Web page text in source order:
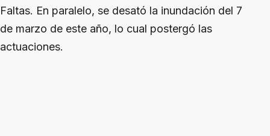
Faltas. En paralelo, se desató la inundación del 7
de marzo de este año, lo cual postergó las
actuaciones.